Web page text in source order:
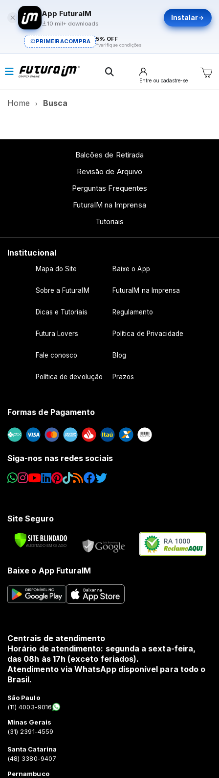
App FuturaIM
10 mil+ downloads
Instalar
PRIMEIRACOMPRA 5% OFF
*verifique condições
Entre ou cadastre-se
Home Busca
Balcões de Retirada
Revisão de Arquivo
Perguntas Frequentes
FuturaIM na Imprensa
Tutoriais
Institucional
Mapa do Site Baixe o App
Sobre a FuturaIM FuturaIM na Imprensa
Dicas e Tutoriais Regulamento
Futura Lovers Política de Privacidade
Fale conosco Blog
Política de devolução Prazos
Formas de Pagamento
Siga-nos nas redes sociais
Site Seguro
RA 1000
Baixe o App FuturaIM
Centrais de atendimento
Horário de atendimento: segunda a sexta-feira,
das 08h às 17h (exceto feriados).
Atendimento via WhatsApp disponível para todo o
Brasil.
São Paulo
(11) 4003-9016
Minas Gerais
(31) 2391-4559
Santa Catarina
(48) 3380-9407
Pernambuco